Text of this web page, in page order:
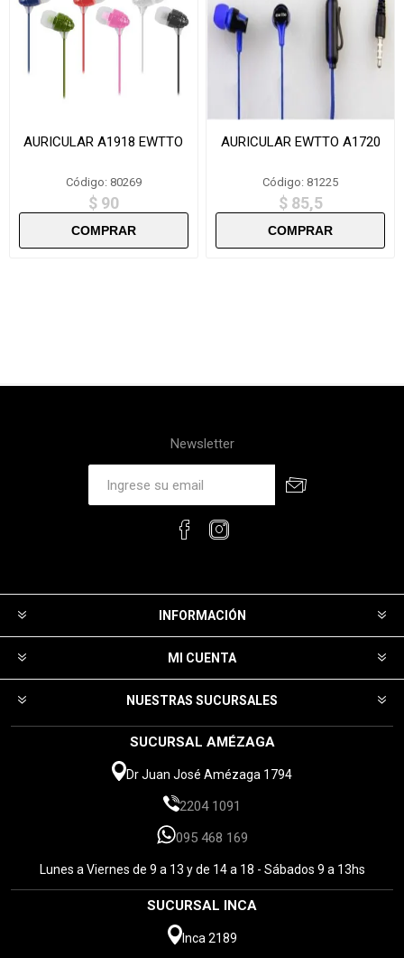
AURICULAR A1918 EWTTO
Código: 80269
$ 90
AURICULAR EWTTO A1720
Código: 81225
$ 85,5
Newsletter
INFORMACIÓN
MI CUENTA
NUESTRAS SUCURSALES
SUCURSAL AMÉZAGA
Dr Juan José Amézaga 1794
2204 1091
095 468 169
Lunes a Viernes de 9 a 13 y de 14 a 18 - Sábados 9 a 13hs
SUCURSAL INCA
Inca 2189